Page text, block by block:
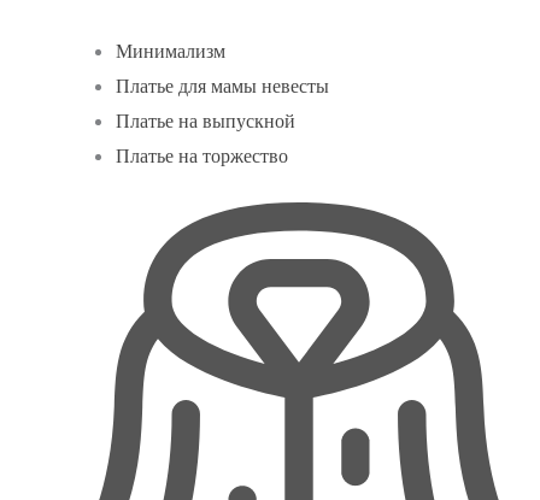
Минимализм
Платье для мамы невесты
Платье на выпускной
Платье на торжество